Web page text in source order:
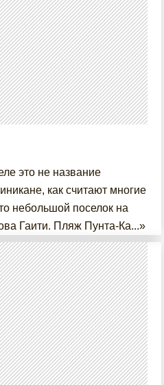
это не название
как считают многие
небольшой поселок на
Гаити. Пляж Пунта-Ка...»